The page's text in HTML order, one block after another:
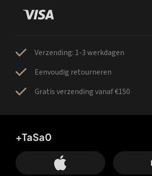
Verzending: 1-3 werkdagen
Eenvoudig retourneren
Gratis verzending vanaf €150
+TaSa0